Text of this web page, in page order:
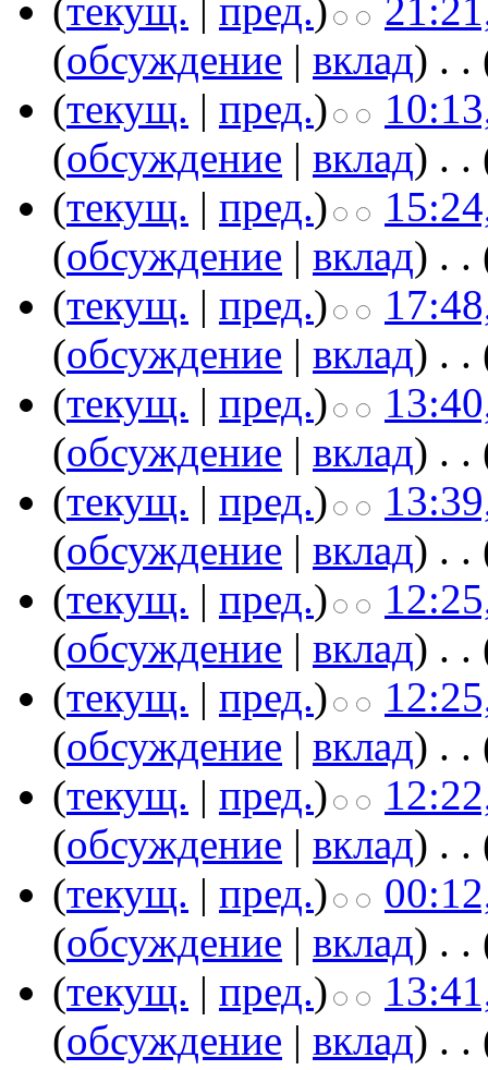
(текущ. | пред.)
(обсуждение | вклад) . .
(текущ. | пред.)
(обсуждение | вклад) . .
(текущ. | пред.)
(обсуждение | вклад) . .
(текущ. | пред.)
(обсуждение | вклад) . .
(текущ. | пред.)
(обсуждение | вклад) . .
(текущ. | пред.)
(обсуждение | вклад) . .
(текущ. | пред.)
(обсуждение | вклад) . .
(текущ. | пред.)
(обсуждение | вклад) . .
(текущ. | пред.)
(обсуждение | вклад) . .
(текущ. | пред.)
(обсуждение | вклад) . .
(текущ. | пред.)
(обсуждение | вклад) . .